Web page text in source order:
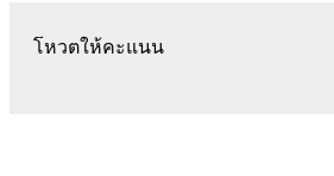
โหวตให้คะแนน